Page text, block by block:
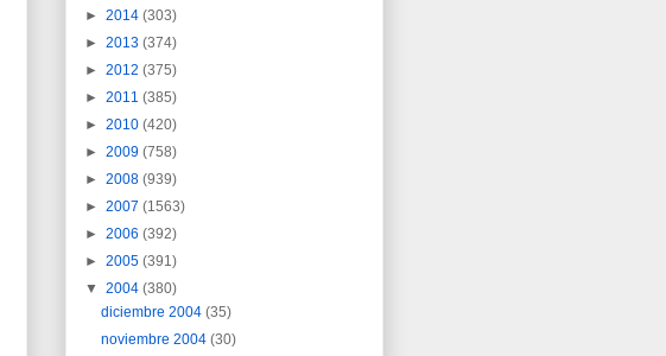
► 2014 (303)
► 2013 (374)
► 2012 (375)
► 2011 (385)
► 2010 (420)
► 2009 (758)
► 2008 (939)
► 2007 (1563)
► 2006 (392)
► 2005 (391)
▼ 2004 (380)
diciembre 2004(35)
noviembre 2004(30)